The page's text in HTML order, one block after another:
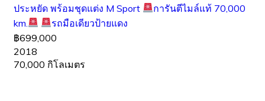
ประหยัด พร้อมชุดแต่ง M Sport
การันตีไมล์แท้ 70,000
km.
รถมือเดียวป้ายแดง
฿699,000
2018
70,000 กิโลเมตร